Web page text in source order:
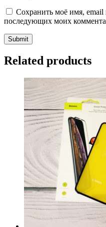
Сохранить моё имя, email
последующих моих
Related products